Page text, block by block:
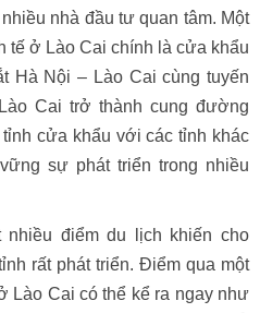
nhà đầu tư quan tâm. Một
tế ở Lào Cai chính là cửa khẩu
Hà Nội – Lào Cai cùng tuyến
Cai trở thành cung đường
cửa khẩu với các tỉnh khác
sự phát triển trong nhiều
điểm du lịch khiến cho
rất phát triển. Điểm qua một
Lào Cai có thể kể ra ngay như